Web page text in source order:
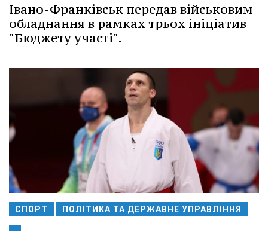
Івано-Франківськ передав військовим
обладнання в рамках трьох ініціатив
"Бюджету участі".
СПОРТ ПОЛІТИКА ТА ДЕРЖАВНЕ УПРАВЛІННЯ